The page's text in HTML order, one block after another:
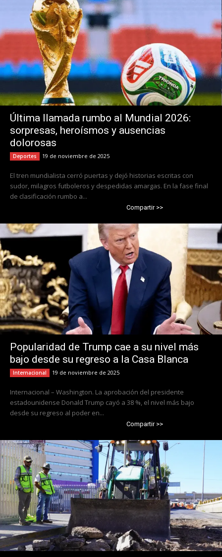
Última llamada rumbo al Mundial 2026:
sorpresas, heroísmos y ausencias
dolorosas
Deportes 19 de noviembre de 2025
El tren mundialista cerró puertas y dejó historias escritas con
sudor, milagros futboleros y despedidas amargas. En la fase final
de clasificación rumbo a...
Compartir >>
Popularidad de Trump cae a su nivel más
bajo desde su regreso a la Casa Blanca
Internacional 19 de noviembre de 2025
Internacional – Washington. La aprobación del presidente
estadounidense Donald Trump cayó a 38 %, el nivel más bajo
desde su regreso al poder en...
Compartir >>